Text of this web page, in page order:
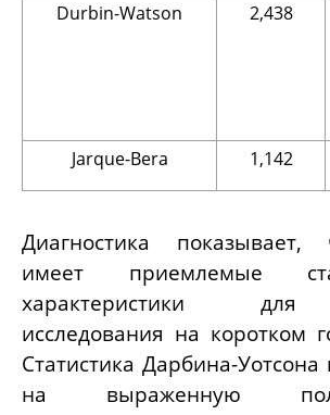
Durbin-Watson 2,438
Jarque-Bera 1,142
Диагностика
имеет приемлемые
характеристики для
исследования на коротком
Статистика Дарбина-Уотсона
на выраженную